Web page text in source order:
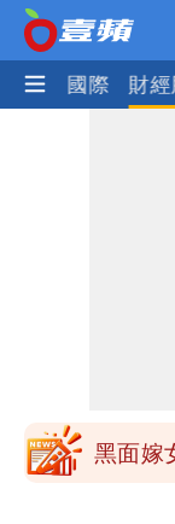
社會 國際 財
離核
他崩潰
黑面嫁